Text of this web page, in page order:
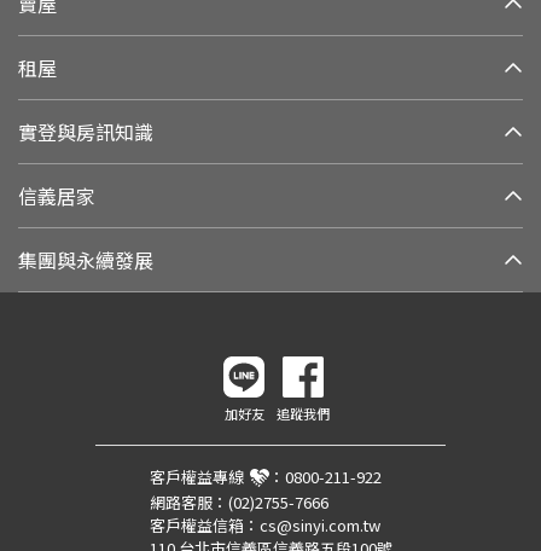
租屋
實登與房訊知識
信義居家
集團與永續發展
加好友 追蹤我們
客戶權益專線 ： 0800-211-922
網路客服： (02)2755-7666
客戶權益信箱： cs@sinyi.com.tw